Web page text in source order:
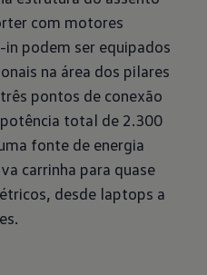
com motores
podem ser equipados
na área dos pilares
pontos de conexão
total de 2.300
fonte de energia
carrinha para quase
desde laptops a